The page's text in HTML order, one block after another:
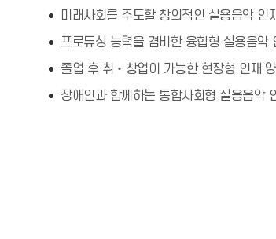
미래사회를 주도할 창의적인 실용음악 인
프로듀싱 능력을 겸비한 융합형 실용음악
졸업 후 취‧창업이 가능한 현장형 인재
장애인과 함께하는 통합사회형 실용음악